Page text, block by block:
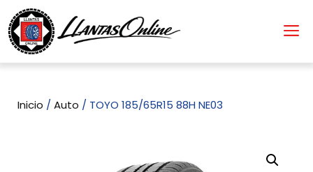
Inicio / Auto / TOYO 185/65R15 88H NE03